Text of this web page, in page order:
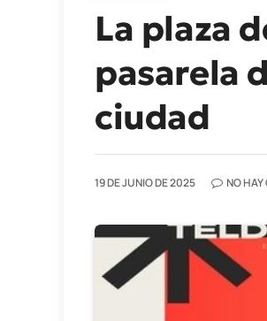
La plaza
pasarela
ciudad
19 DE JUNIO DE 2025 NO